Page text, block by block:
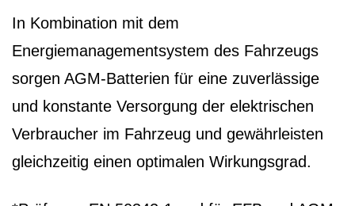
In Kombination mit dem
Energiemanagementsystem des Fahrzeugs
sorgen AGM-Batterien für eine zuverlässige
und konstante Versorgung der elektrischen
Verbraucher im Fahrzeug und gewährleisten
gleichzeitig einen optimalen Wirkungsgrad.